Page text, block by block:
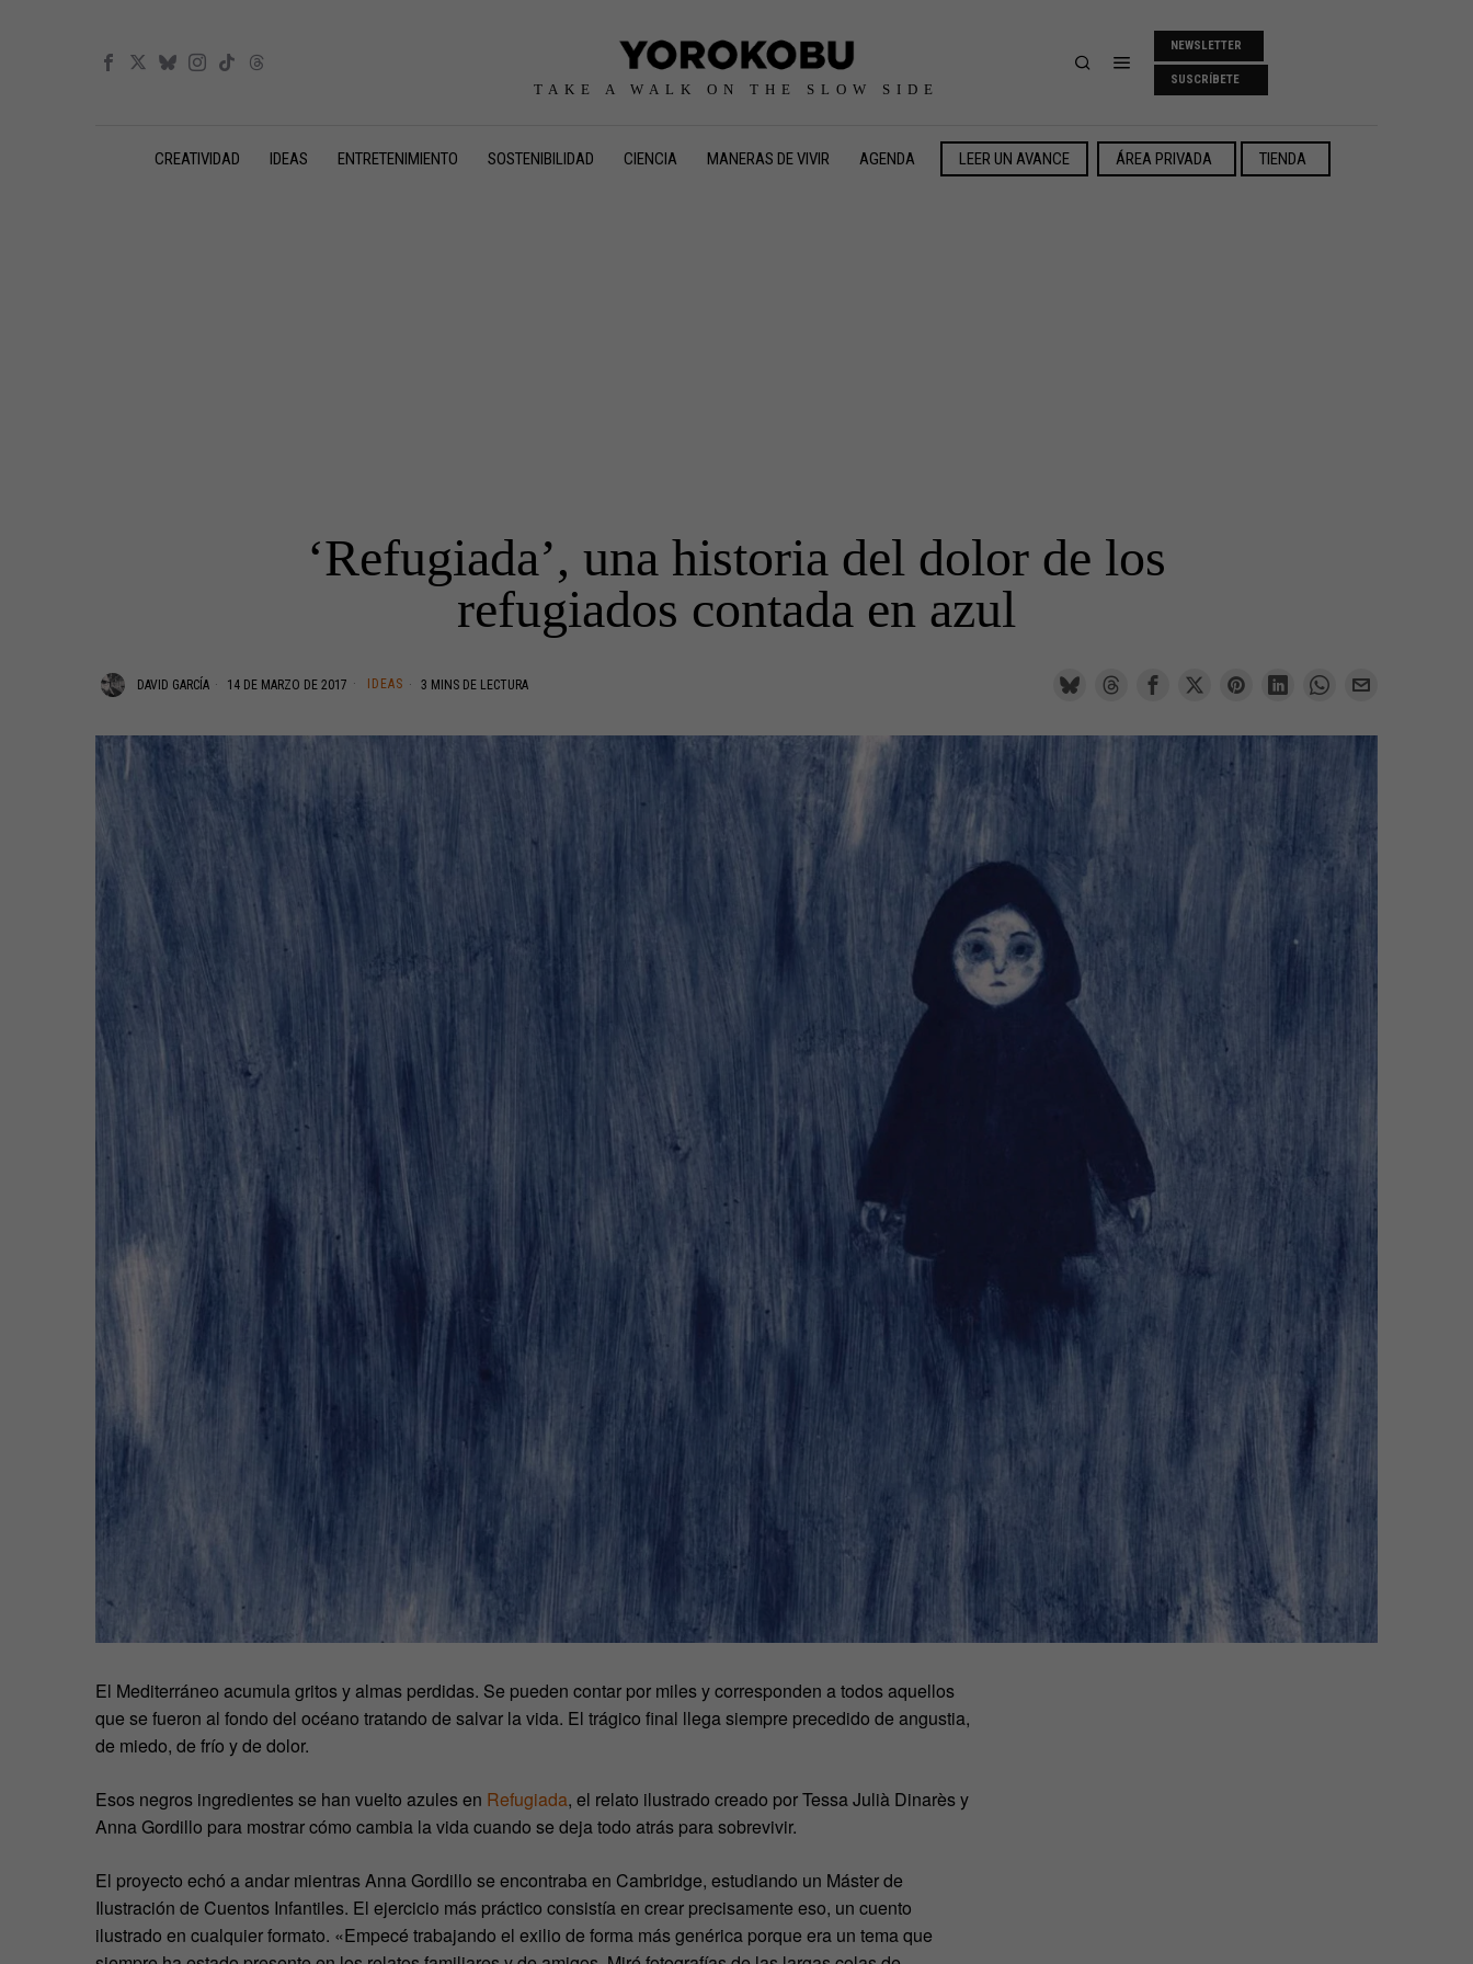
TAKE A WALK ON THE SLOW SIDE
NEWSLETTER
SUSCRÍBETE
CREATIVIDAD IDEAS ENTRETENIMIENTO SOSTENIBILIDAD CIENCIA MANERAS DE VIVIR AGENDA LEER UN AVANCE ÁREA PRIVADA TIENDA
‘Refugiada’, una historia del dolor de los
refugiados contada en azul
DAVID GARCÍA 14 DE MARZO DE 2017 IDEAS 3 MINS DE LECTURA
El Mediterráneo acumula gritos y almas perdidas. Se pueden contar por miles y corresponden a todos aquellos
que se fueron al fondo del océano tratando de salvar la vida. El trágico final llega siempre precedido de angustia,
de miedo, de frío y de dolor.
Esos negros ingredientes se han vuelto azules en Refugiada, el relato ilustrado creado por Tessa Julià Dinarès y
Anna Gordillo para mostrar cómo cambia la vida cuando se deja todo atrás para sobrevivir.
El proyecto echó a andar mientras Anna Gordillo se encontraba en Cambridge, estudiando un Máster de
Ilustración de Cuentos Infantiles. El ejercicio más práctico consistía en crear precisamente eso, un cuento
ilustrado en cualquier formato. «Empecé trabajando el exilio de forma más genérica porque era un tema que